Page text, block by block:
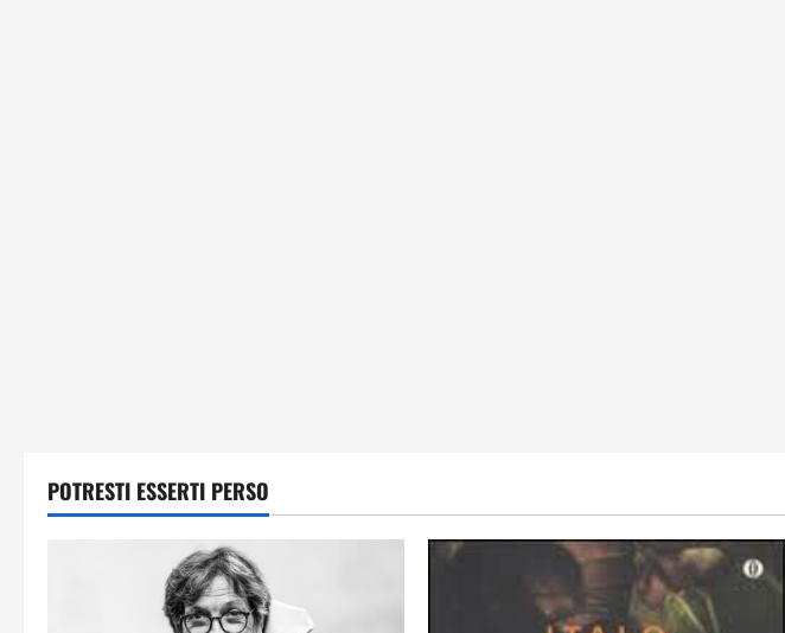
POTRESTI ESSERTI PERSO